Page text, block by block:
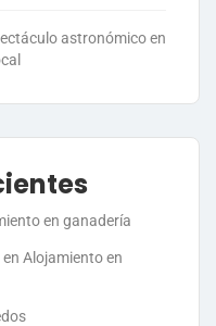
astronómico en
en ganadería
en Alojamiento en